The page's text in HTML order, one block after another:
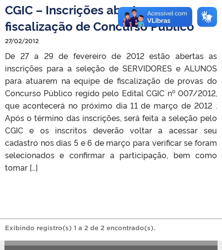
CGIC – Inscrições abertas para a
fiscalização de Concurso Público
27/02/2012
De 27 a 29 de fevereiro de 2012 estão abertas as
inscrições para a seleção de SERVIDORES e ALUNOS
para atuarem na equipe de fiscalização de provas do
Concurso Público regido pelo Edital CGIC nº 007/2012,
que acontecerá no próximo dia 11 de março de 2012 .
Após o término das inscrições, será feita a seleção pelo
CGIC e os inscritos deverão voltar a acessar seu
cadastro nos dias 5 e 6 de março para verificar se foram
selecionados e confirmar a participação, bem como
tomar […]
Exibindo registro(s) 1 a 2 de 2 encontrado(s).